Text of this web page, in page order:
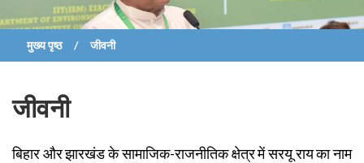
मुख्य पृष्ठ जीवनी
जीवनी
बिहार और झारखंड के सामाजिक-राजनीतिक क्षेत्र में सरयू राय का नाम